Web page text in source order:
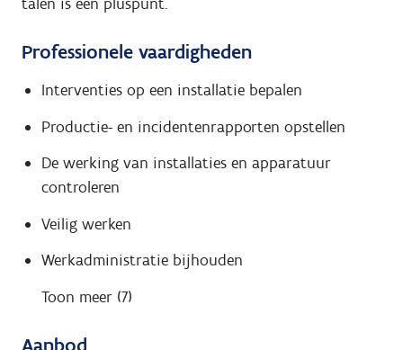
Professionele vaardigheden
Interventies op een installatie bepalen
Productie- en incidentenrapporten opstellen
De werking van installaties en apparatuur
controleren
Veilig werken
Werkadministratie bijhouden
Toon meer (7)
Aanbod